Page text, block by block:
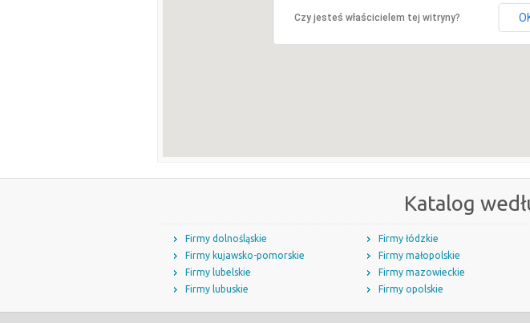
Czy jesteś właścicielem tej witryny?
Katalog
Firmy dolnośląskie
Firmy kujawsko-pomorskie
Firmy lubelskie
Firmy lubuskie
Firmy łódzkie
Firmy małopolskie
Firmy mazowieckie
Firmy opolskie